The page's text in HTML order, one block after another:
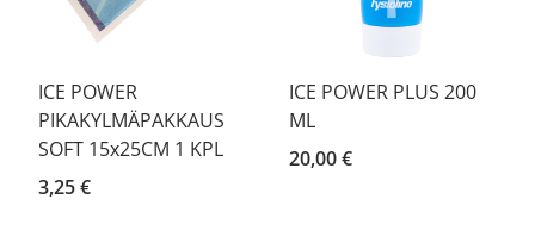
ICE POWER
PIKAKYLMÄPAKKAUS
SOFT 15x25CM 1 KPL
3,25 €
ICE POWER PLUS 200
ML
20,00 €